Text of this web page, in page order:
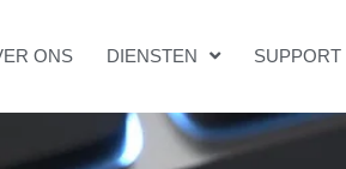
ONS DIENSTEN SUPPORT